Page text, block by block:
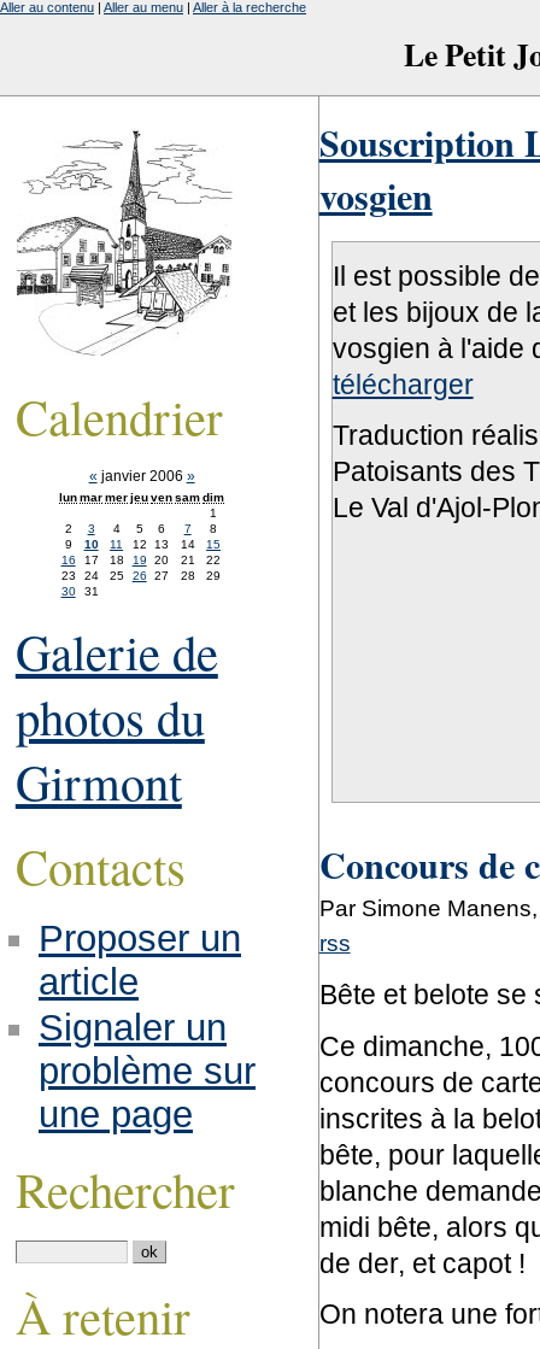
Le Petit
Aller au contenu | Aller au menu | Aller à la recherche
Souscription
vosgien
Il est possible
et les bijoux de
vosgien à l'aide
télécharger
Traduction
Patoisants des
Le Val d'Ajol-
Concours de
Par Simone
rss
Bête et belote se
Ce dimanche,
concours de
inscrites à la
bête, pour
blanche
midi bête, alors
de der, et capot !
On notera une
Calendrier
« janvier 2006 »
lunmarmerjeuvensamdim
1
2
3 4 5 6 7
8
9
10 11 12 13 14
15
16
17 18 19 20 21
22
23
24 25 26 27 28
29
30
31
Galerie de
photos du
Girmont
Contacts
Proposer un
article
Signaler un
problème sur
une page
Rechercher
À retenir